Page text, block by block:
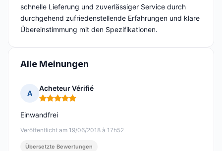
schnelle Lieferung und zuverlässiger Service durch
durchgehend zufriedenstellende Erfahrungen und klare
Übereinstimmung mit den Spezifikationen.
Alle Meinungen
A
Acheteur Vérifié
Hinweis: 5 von 5
Veröffentlicht am 19/06/2018 à 17h52
Einwandfrei
Übersetzte Bewertungen